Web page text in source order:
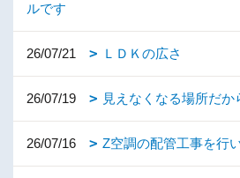
ルです
26/07/21 ＬＤＫの広さ
26/07/19 見えなくなる場所だか
26/07/16 Z空調の配管工事を行